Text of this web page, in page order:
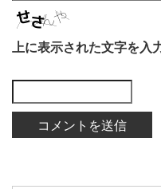
上に表示された文字を入